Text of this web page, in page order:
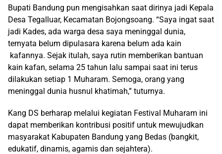
Bupati Bandung pun mengisahkan saat dirinya jadi Kepala
Desa Tegalluar, Kecamatan Bojongsoang. “Saya ingat saat
jadi Kades, ada warga desa saya meninggal dunia,
ternyata belum dipulasara karena belum ada kain
kafannya. Sejak itulah, saya rutin memberikan bantuan
kain kafan, selama 25 tahun lalu sampai saat ini terus
dilakukan setiap 1 Muharam. Semoga, orang yang
meninggal dunia husnul khatimah,” tuturnya.
Kang DS berharap melalui kegiatan Festival Muharam ini
dapat memberikan kontribusi positif untuk mewujudkan
masyarakat Kabupaten Bandung yang Bedas (bangkit,
edukatif, dinamis, agamis dan sejahtera).